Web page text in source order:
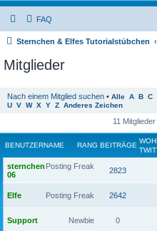
FAQ
Sternchen & Elfes Tutorialstübchen
Mitglieder
Nach einem Mitglied suchen • Alle A B C
U V W X Y Z Anderes Zeichen
11 Mitglieder
RANG
BENUTZERNAME BEITRÄGE
Posting Freak
sternchen
06
2823
Posting Freak
Elfe 2642
Newbie
Support 0